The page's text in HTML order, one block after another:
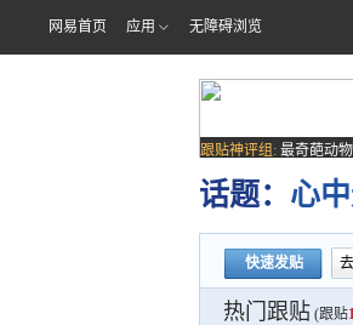
网易首页 应用 无障碍浏览
跟贴神评组: 最奇葩动
场子
话题： 心
快速发贴
热门跟贴 (跟贴